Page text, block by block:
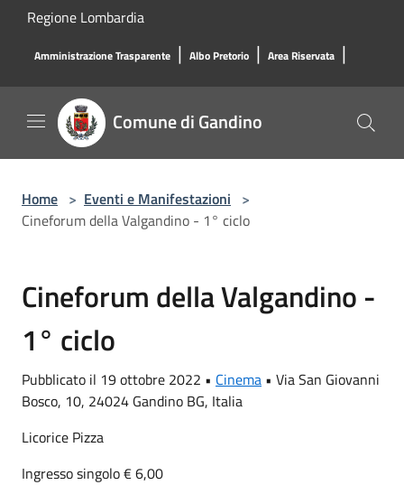
Salta al contenuto principale
Regione Lombardia
Amministrazione Trasparente | Albo Pretorio | Area Riservata |
Comune di Gandino
Home > Eventi e Manifestazioni >
Cineforum della Valgandino - 1° ciclo
Cineforum della Valgandino -
1° ciclo
Pubblicato il 19 ottobre 2022 • Cinema • Via San Giovanni
Bosco, 10, 24024 Gandino BG, Italia
Licorice Pizza
Ingresso singolo € 6,00